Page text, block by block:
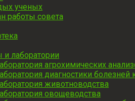
ученых
работы совета
и лаборатории
агрохимических
диагностики болезней
животноводства
овощеводства